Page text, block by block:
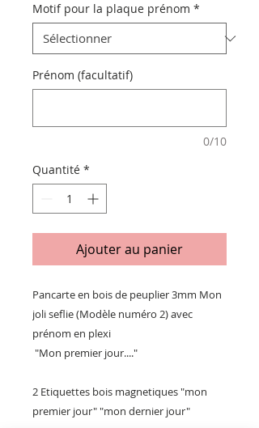
Motif pour la plaque prénom *
Prénom (facultatif)
0/10
Quantité *
Ajouter au panier
Pancarte en bois de peuplier 3mm Mon
joli seflie (Modèle numéro 2) avec
prénom en plexi
"Mon premier jour...."
2 Etiquettes bois magnetiques "mon
premier jour" "mon dernier jour"